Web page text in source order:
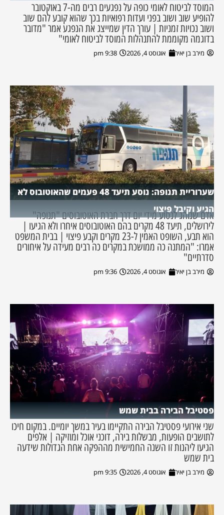
המוסד לביטוח לאומי כופה על נפגעים רבים מה-7 באוקטובר
להופיע שוב ושוב בפני ועדות רפואיות בכך שהוא קובע להם שוב
ושוב נכויות זמניות | עורך הדין שמייצג את הנפגע אמר "מדובר
בדוגמה מקוממת להתנהלות המוסד לביטוח לאומי"
מירב בן יאיר אוגוסט 4, 2026 9:38 pm
שערוריית תנופה: נוסע תיעד 48 פעמים שהאוטובוס לא
הגיע וקיבל פיצוי
אדם שנוהג לנסוע מידי יום דרך חברת האוטובוסים "תנופה"
לירושלים, תיעד 48 מקרים בהם האוטובוסים איחרו ולא הגיעו |
הוא תבע, השופט האמין ל-23 מקרים וקבע פיצוי | בבית המשפט
אמרו: "המתנה כה ממושכת במקרים כה רבים מעידה על איחורים
סדרתיים"
מירב בן יאיר אוגוסט 4, 2026 9:36 pm
פסטיבל הבירה בבית שמש
שני אירועי פסטיבל הבירה התקיימו בעיר במשך יומיים. במקום חיכו
לתושבים הופעות, מבשלות בירה, דוכני אוכל ומוזיקה | אלפים
הגיעו ליהנות זו השנה החמישית מההפקה אחת הגדולות שידעה
בית שמש
מירב בן יאיר אוגוסט 4, 2026 9:35 pm